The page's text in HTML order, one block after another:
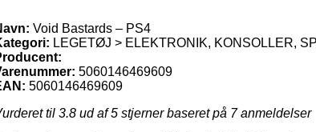
Void Bastards – PS4
LEGETØJ > ELEKTRONIK, KONSOLLER,
5060146469609
5060146469609
til 3.8 ud af 5 stjerner baseret på 7anmeldelser